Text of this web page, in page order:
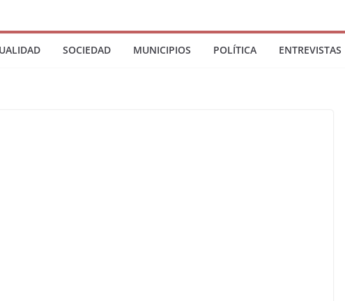
SOCIEDAD MUNICIPIOS POLÍTICA ENTREVISTAS